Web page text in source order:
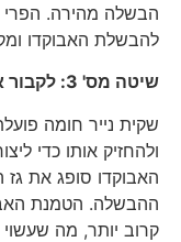
הבשלה מהירה. הפרי
להבשלת האבוקדו
שיטה מס' 3: לקבור אבוקדו ב
שקית נייר חומה
ולהחזיק אותו כדי
האבוקדו סופג את גז
ההבשלה. הטמנת
קרוב יותר, מה שעשוי